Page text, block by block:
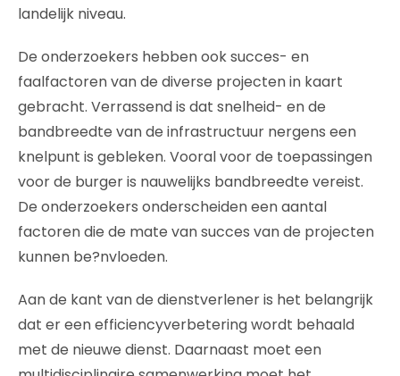
landelijk niveau.
De onderzoekers hebben ook succes- en
faalfactoren van de diverse projecten in kaart
gebracht. Verrassend is dat snelheid- en de
bandbreedte van de infrastructuur nergens een
knelpunt is gebleken. Vooral voor de toepassingen
voor de burger is nauwelijks bandbreedte vereist.
De onderzoekers onderscheiden een aantal
factoren die de mate van succes van de projecten
kunnen be?nvloeden.
Aan de kant van de dienstverlener is het belangrijk
dat er een efficiencyverbetering wordt behaald
met de nieuwe dienst. Daarnaast moet een